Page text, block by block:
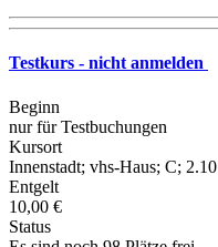
Testkurs - nicht anmelden
Beginn
nur für Testbuchungen
Kursort
Innenstadt; vhs-Haus; C; 2.10
Entgelt
10,00 €
Status